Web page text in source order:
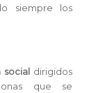
siempre los
social dirigidos
que se